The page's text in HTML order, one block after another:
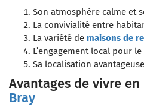
Son atmosphère calme et
La convivialité entre
La variété de maisons de
L’engagement local pour
Sa localisation
Avantages de vivre
Bray